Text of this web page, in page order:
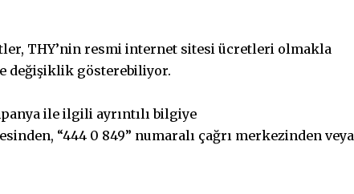
THY’nin resmi internet sitesi ücretleri olmakla
değişiklik gösterebiliyor.
ile ilgili ayrıntılı bilgiye
“444 0 849” numaralı çağrı merkezinden veya